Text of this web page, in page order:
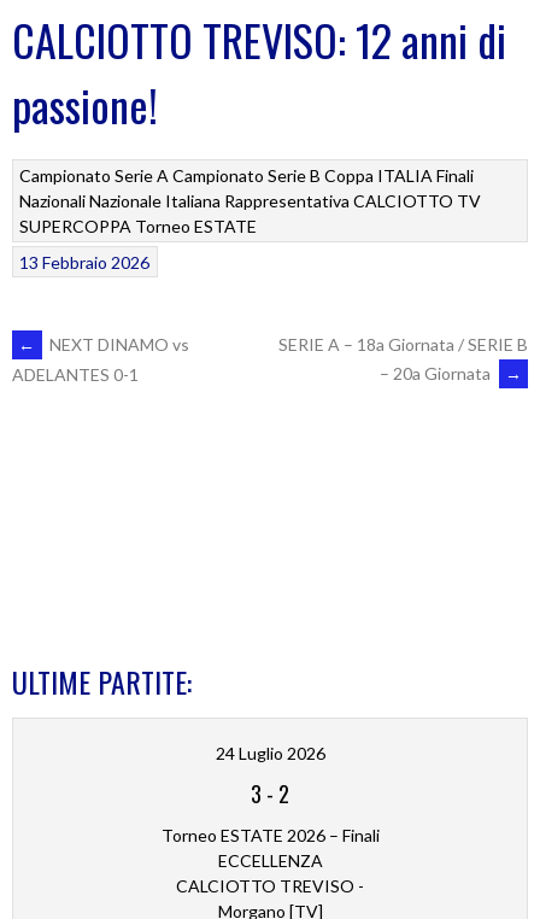
CALCIOTTO TREVISO: 12 anni di
passione!
Campionato Serie A Campionato Serie B Coppa ITALIA Finali
NazionaliNazionale Italiana Rappresentativa CALCIOTTO TV
SUPERCOPPA Torneo ESTATE
13 Febbraio 2026
POST
←
NEXT DINAMO vs
ADELANTES 0-1
SERIE A – 18a Giornata / SERIE B
– 20a Giornata
→
ULTIME PARTITE:
24 Luglio 2026
3 - 2
Torneo ESTATE 2026 – Finali
ECCELLENZA
CALCIOTTO TREVISO -
Morgano [TV]